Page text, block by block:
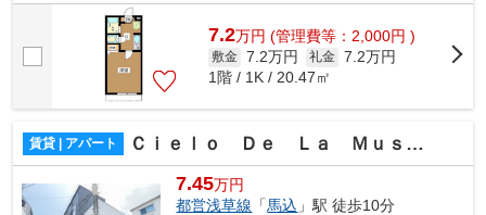
様へ提供しております！最新の情報は...
7.2万円 (管理費等：2,000円 )
敷金 7.2万円 礼金 7.2万円
1階 / 1K / 20.47㎡
賃貸 | アパート Ｃｉｅｌｏ Ｄｅ Ｌａ Ｍｕｓｉｃａ
7.45万円
都営浅草線 「馬込 」駅 徒歩10分